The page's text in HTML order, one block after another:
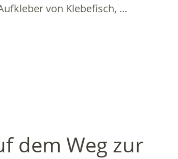
von Klebefisch, …
dem Weg zur